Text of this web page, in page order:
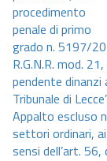
procedimento
penale di primo
grado n. 5197/
R.G.N.R. mod. 21,
pendente dinanzi
Tribunale di
Appalto escluso
settori ordinari, ai
sensi dell’art. 56,